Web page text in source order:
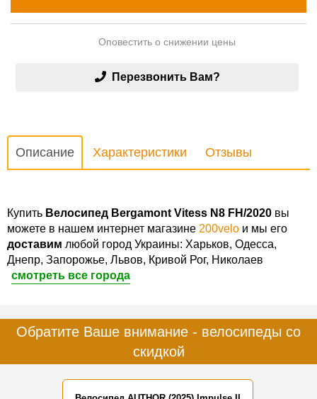
Оповестить о снижении цены
Перезвонить Вам?
Описание Характеристики Отзывы
Купить Велосипед Bergamont Vitess N8 FH/2020 вы
можете в нашем интернет магазине 200velo и мы его
доставим любой город Украины: Харьков, Одесса,
Днепр, Запорожье, Львов, Кривой Рог, Николаев
смотреть все города
Обратите Ваше внимание - велосипеды со
скидкой